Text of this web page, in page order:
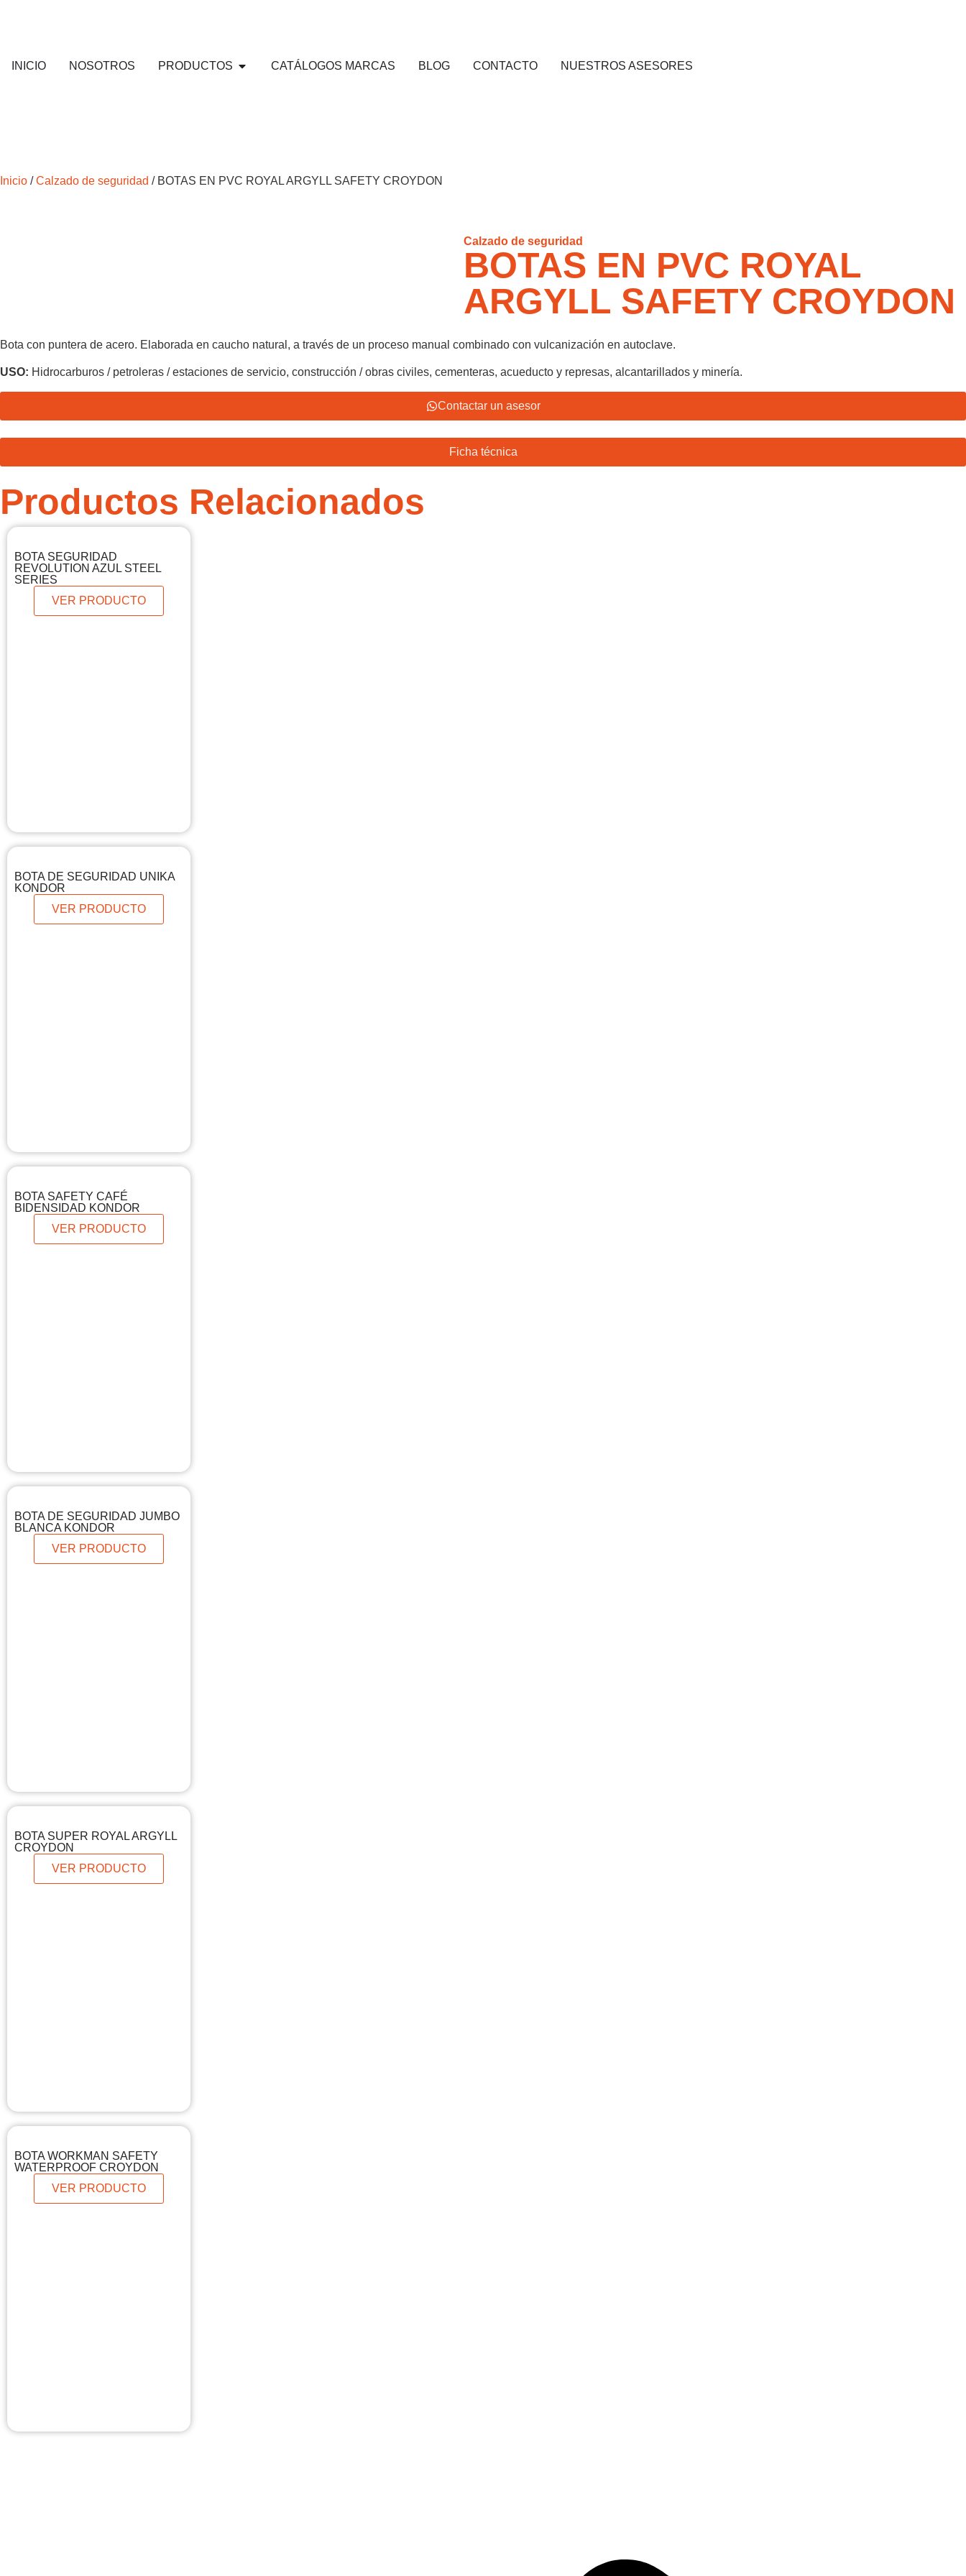
INICIO NOSOTROS PRODUCTOS CATÁLOGOS MARCAS BLOG CONTACTO NUESTROS ASESORES
Inicio /Calzado de seguridad / BOTAS EN PVC ROYAL ARGYLL SAFETY CROYDON
Calzado de seguridad
BOTAS EN PVC ROYAL
ARGYLL SAFETY CROYDON
Bota con puntera de acero. Elaborada en caucho natural, a través de un proceso manual combinado con vulcanización en autoclave.
USO: Hidrocarburos / petroleras / estaciones de servicio, construcción / obras civiles, cementeras, acueducto y represas, alcantarillados y minería.
Contactar un asesor
Ficha técnica
Productos Relacionados
BOTA SEGURIDAD
REVOLUTION AZUL STEEL
SERIES
VER PRODUCTO
BOTA DE SEGURIDAD UNIKA
KONDOR
VER PRODUCTO
BOTA SAFETY CAFÉ
BIDENSIDAD KONDOR
VER PRODUCTO
BOTA DE SEGURIDAD JUMBO
BLANCA KONDOR
VER PRODUCTO
BOTA SUPER ROYAL ARGYLL
CROYDON
VER PRODUCTO
BOTA WORKMAN SAFETY
WATERPROOF CROYDON
VER PRODUCTO